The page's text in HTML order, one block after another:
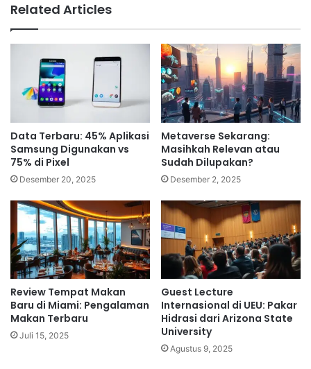
Related Articles
Data Terbaru: 45% Aplikasi
Samsung Digunakan vs
75% di Pixel
Desember 20, 2025
Metaverse Sekarang:
Masihkah Relevan atau
Sudah Dilupakan?
Desember 2, 2025
Review Tempat Makan
Baru di Miami: Pengalaman
Makan Terbaru
Juli 15, 2025
Guest Lecture
Internasional di UEU: Pakar
Hidrasi dari Arizona State
University
Agustus 9, 2025